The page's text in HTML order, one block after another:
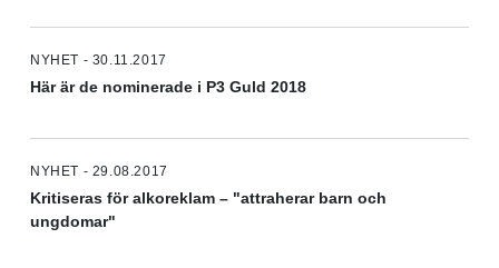
NYHET - 30.11.2017
Här är de nominerade i P3 Guld 2018
NYHET - 29.08.2017
Kritiseras för alkoreklam – "attraherar barn och
ungdomar"